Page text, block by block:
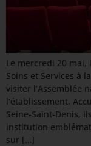
Le mercredi 20 mai,
Soins et Services à
visiter l’Assemblée
l’établissement.
Seine-Saint-Denis,
institution
sur […]